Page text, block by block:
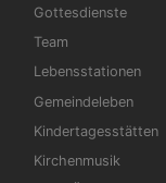
Gottesdienste
Team
Lebensstationen
Gemeindeleben
Kindertagesstätten
Kirchenmusik